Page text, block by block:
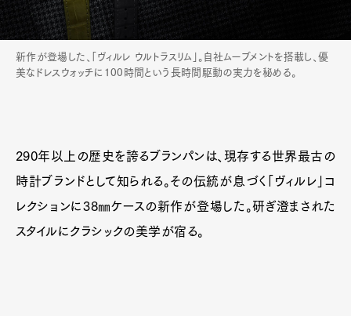
新作が登場した、「ヴィルレ ウルトラスリム」。自社ムーブメントを搭載し、優
美なドレスウォッチに100時間という長時間駆動の実力を秘める。
290年以上の歴史を誇るブランパンは、現存する世界最古の
時計ブランドとして知られる。その伝統が息づく「ヴィルレ」コ
レクションに38㎜ケースの新作が登場した。研ぎ澄まされた
スタイルにクラシックの美学が宿る。